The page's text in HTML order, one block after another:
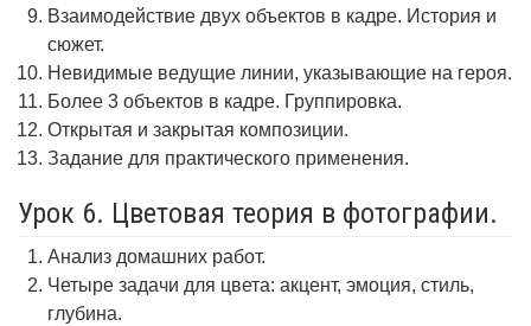
Взаимодействие двух объектов в кадре. История и
сюжет.
Невидимые ведущие линии, указывающие на героя.
Более 3 объектов в кадре. Группировка.
Открытая и закрытая композиции.
Задание для практического применения.
Урок 6. Цветовая теория в фотографии.
Анализ домашних работ.
Четыре задачи для цвета: акцент, эмоция, стиль,
глубина.